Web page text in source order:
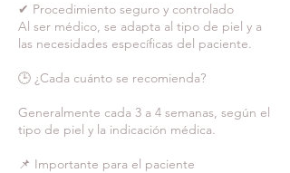
✔ Procedimiento seguro y controlado
Al ser médico, se adapta al tipo de piel y a
las necesidades específicas del paciente.
🕒 ¿Cada cuánto se recomienda?
Generalmente cada 3 a 4 semanas, según el
tipo de piel y la indicación médica.
📌 Importante para el paciente